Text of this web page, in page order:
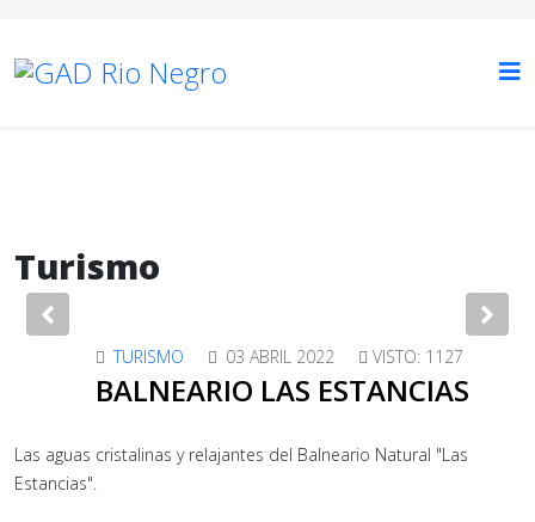
Turismo
Previous
TURISMO 03 ABRIL 2022 VISTO: 1127
BALNEARIO LAS ESTANCIAS
Las aguas cristalinas y relajantes del Balneario Natural "Las
Estancias".